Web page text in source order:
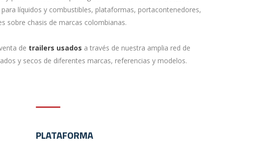
líquidos y combustibles, plataformas, portacontenedores,
sobre chasis de marcas colombianas.
de trailers usados a través de nuestra amplia red de
y secos de diferentes marcas, referencias y modelos.
PLATAFORMA